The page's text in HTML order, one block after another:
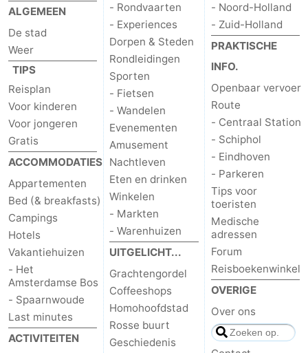
ALGEMEEN
De stad
Weer
TIPS
Reisplan
Voor kinderen
Voor jongeren
Gratis
ACCOMMODATIES
Appartementen
Bed (& breakfasts)
Campings
Hotels
Vakantiehuizen
- Het
Amsterdamse Bos
- Spaarnwoude
Last minutes
ACTIVITEITEN
- Rondvaarten
- Experiences
Dorpen & Steden
Rondleidingen
Sporten
- Fietsen
- Wandelen
Evenementen
Amusement
Nachtleven
Eten en drinken
Winkelen
- Markten
- Warenhuizen
UITGELICHT...
Grachtengordel
Coffeeshops
Homohoofdstad
Rosse buurt
Geschiedenis
- Noord-Holland
- Zuid-Holland
PRAKTISCHE
INFO.
Openbaar vervoer
Route
- Centraal Station
- Schiphol
- Eindhoven
- Parkeren
Tips voor
toeristen
Medische
adressen
Forum
Reisboekenwinkel
OVERIGE
Over ons